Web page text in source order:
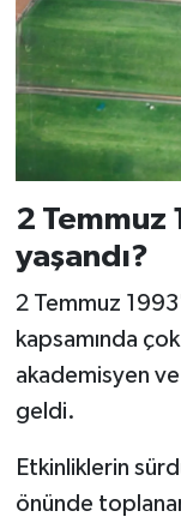
2
yaşandı?
2 Temmuz
kapsamında
akademisyen
geldi.
Etkinliklerin
önünde